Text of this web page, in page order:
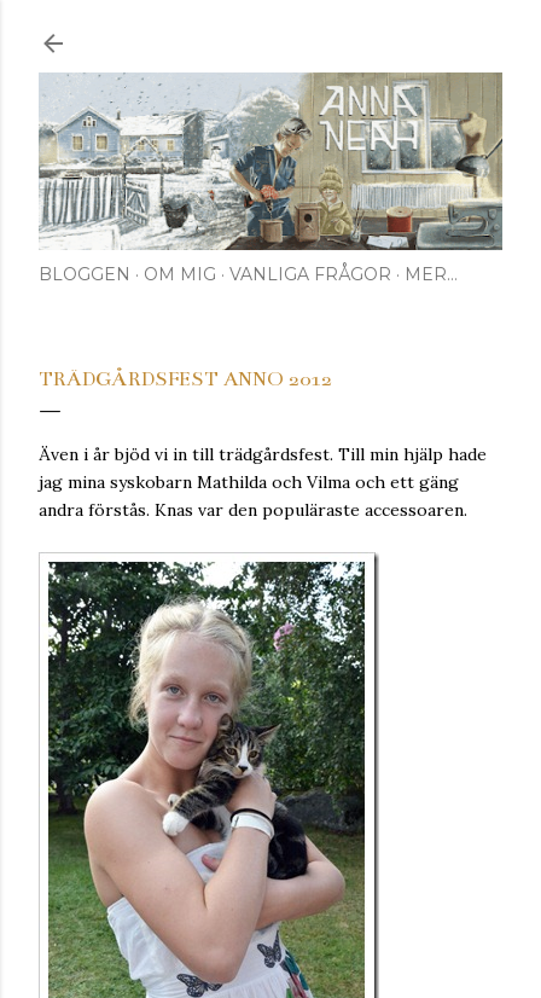
BLOGGEN OM MIG VANLIGA FRÅGOR MER…
TRÄDGÅRDSFEST ANNO 2012
Även i år bjöd vi in till trädgårdsfest. Till min hjälp hade
jag mina syskobarn Mathilda och Vilma och ett gäng
andra förstås. Knas var den populäraste accessoaren.